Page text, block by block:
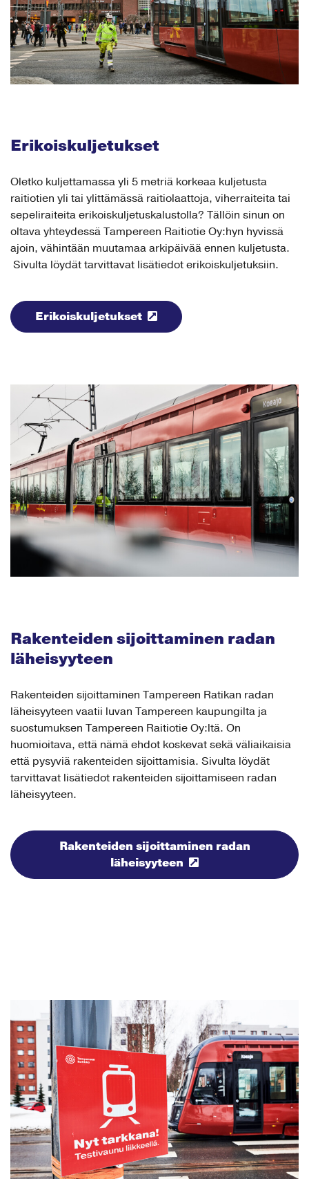
Erikoiskuljetukset
Oletko kuljettamassa yli 5 metriä korkeaa kuljetusta
raitiotien yli tai ylittämässä raitiolaattoja, viherraiteita tai
sepeliraiteita erikoiskuljetuskalustolla? Tällöin sinun on
oltava yhteydessä Tampereen Raitiotie Oy:hyn hyvissä
ajoin, vähintään muutamaa arkipäivää ennen kuljetusta.
Sivulta löydät tarvittavat lisätiedot erikoiskuljetuksiin.
Erikoiskuljetukset
Rakenteiden sijoittaminen radan
läheisyyteen
Rakenteiden sijoittaminen Tampereen Ratikan radan
läheisyyteen vaatii luvan Tampereen kaupungilta ja
suostumuksen Tampereen Raitiotie Oy:ltä. On
huomioitava, että nämä ehdot koskevat sekä väliaikaisia
että pysyviä rakenteiden sijoittamisia. Sivulta löydät
tarvittavat lisätiedot rakenteiden sijoittamiseen radan
läheisyyteen.
Rakenteiden sijoittaminen radan
läheisyyteen